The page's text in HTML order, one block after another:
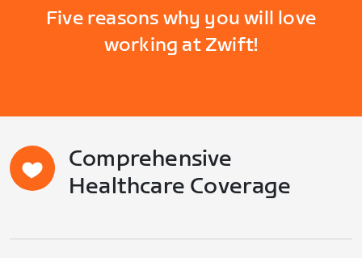
Five reasons why you will love
working at Zwift!
Comprehensive
Healthcare Coverage